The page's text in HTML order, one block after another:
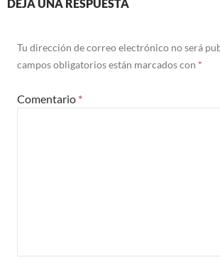
DEJA UNA RESPUESTA
Tu dirección de correo electrónico no será
campos obligatorios están marcados con *
Comentario *